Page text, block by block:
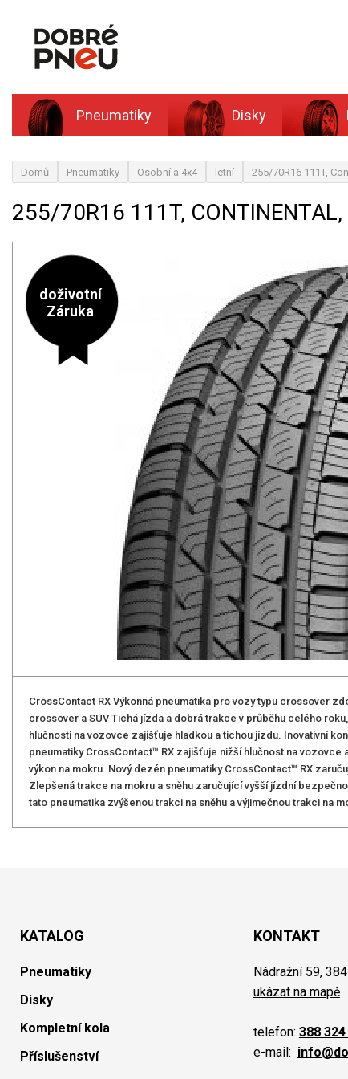
Pneumatiky Disky
Domů Pneumatiky Osobní a 4x4 letní 255/70R16 111T,
255/70R16 111T, CONTINENTAL,
doživotní
Záruka
CrossContact RX Výkonná pneumatika pro vozy typu crossover
crossover a SUV Tichá jízda a dobrá trakce v průběhu celého
hlučnosti na vozovce zajišťuje hladkou a tichou jízdu. Inovativní
pneumatiky CrossContact™ RX zajišťuje nižší hlučnost na
výkon na mokru. Nový dezén pneumatiky CrossContact™ RX
Zlepšená trakce na mokru a sněhu zaručující vyšší jízdní
tato pneumatika zvýšenou trakci na sněhu a výjimečnou trakci na
KATALOG
Pneumatiky
Disky
Kompletní kola
Příslušenství
KONTAKT
Nádražní 59,
ukázat na mapě
telefon: 388
e-mail: